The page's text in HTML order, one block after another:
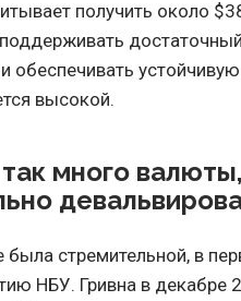
получить около
обеспечивать
высокой.
много
была стремительной, в
НБУ. Гривна в декабре